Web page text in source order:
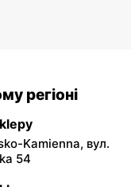
регіоні
Kamienna, вул.
54